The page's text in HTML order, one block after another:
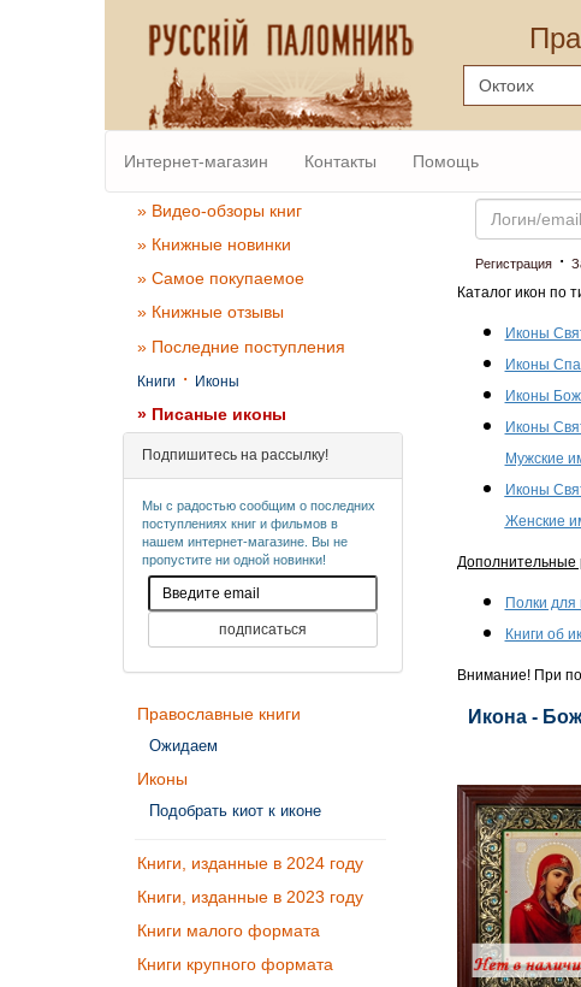
Интернет-магазин Контакты Помощь
» Видео-обзоры книг
» Книжные новинки
» Самое покупаемое
» Книжные отзывы
» Последние поступления
Книги · Иконы
» Писаные иконы
Подпишитесь на рассылку!
Мы с радостью сообщим о последних
поступлениях книг и фильмов в
нашем интернет-магазине. Вы не
пропустите ни одной новинки!
Православные книги
Ожидаем
Иконы
Подобрать киот к иконе
Книги, изданные в 2024 году
Книги, изданные в 2023 году
Книги малого формата
Книги крупного формата
Email
Регистрация·
Каталог икон по
Иконы
Иконы
Иконы
Иконы
Мужские
Иконы
Женские
Дополнительные
Полки для
Книги об
Внимание! При
Икона -